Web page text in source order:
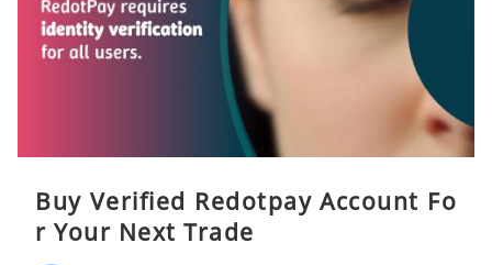
Buy Verified Redotpay Account Fo
r Your Next Trade